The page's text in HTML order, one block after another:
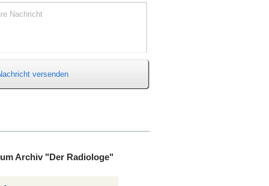
Nachricht
versenden
Archiv "Der Radiologe"